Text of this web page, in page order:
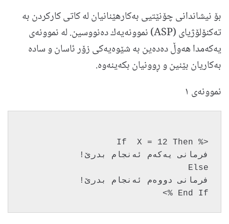
بۆ نیشاندانی چۆنێتیی به‌كارهێنانیان له‌ كاتی كاركردن به‌
ته‌كنۆلۆژیای (ASP) نموونه‌یه‌ك ده‌نووسین. له‌ نموونه‌ی‌
یه‌كه‌مدا هه‌‌وڵ ده‌ده‌ین به‌ شێوه‌یه‌كی زۆر ئاسان و ساده‌
به‌كاریان بێنین و ڕوونیان بكه‌ینه‌وه‌.
نموونه‌ی ١
<% If  X = 12 Then
فرمانی یه‌كه‌م ئه‌نجام بدرێ!
Else
فرمانی دووه‌م ئه‌نجام بدرێ!
End If %>